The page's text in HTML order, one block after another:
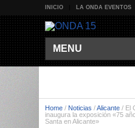
INICIO LA ONDA EVENTOS
MENU
Home / Noticias /Alicante / El
inaugura la exposición «75
Santa en Alicante»